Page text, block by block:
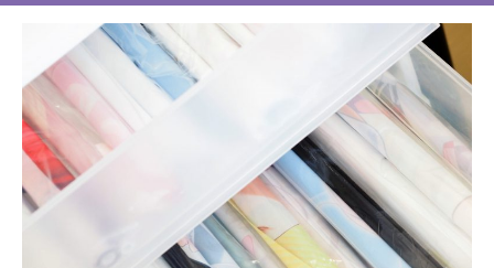
ロ
グ